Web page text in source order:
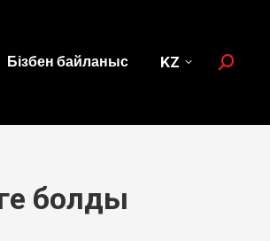
Бізбен байланыс KZ Search:
болды